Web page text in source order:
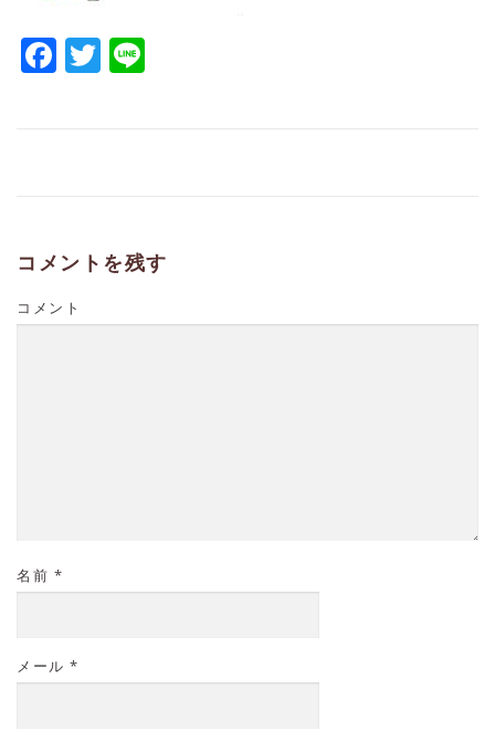
Facebook
Twitter
コメントを残す
コメント
名前 *
メール *